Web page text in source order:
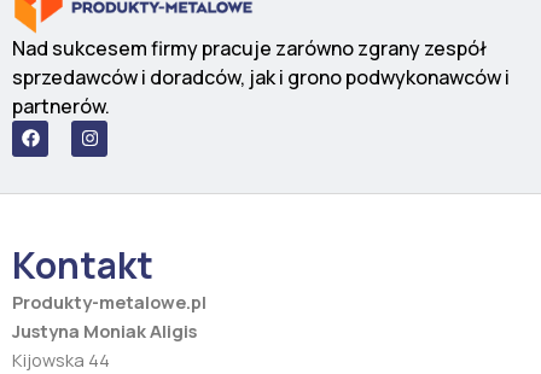
Nad sukcesem firmy pracuje zarówno zgrany zespół
sprzedawców i doradców, jak i grono podwykonawców i
partnerów.
F
a
c
b
k
I
n
s
a
a
m
Kontakt
Produkty-metalowe.pl
Justyna Moniak Aligis
Kijowska 44